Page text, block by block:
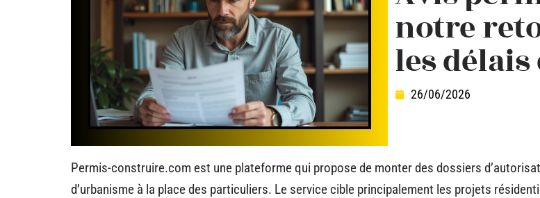
notre
les
26/06/2026
Permis-construire.com est une plateforme qui propose de monter des dossiers
d’urbanisme à la place des particuliers. Le service cible principalement les projets